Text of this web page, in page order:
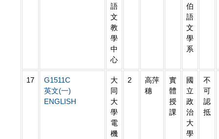
語
文
教
學
中
心
伯
語
文
學
系
17
G1511C
英文(一)
ENGLISH
大
同
大
學
電
機
2
高萍
穗
實
體
授
課
國
立
政
治
大
學
不
可
認
抵